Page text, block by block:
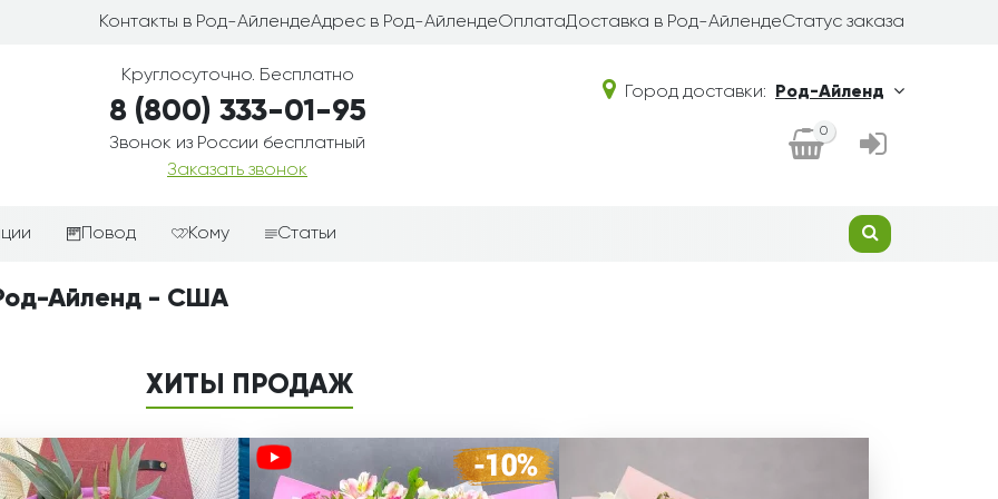
Контакты в Род-АйлендеАдрес в Род-АйлендеОплатаДоставка в Род-АйлендеСтатус заказа
Круглосуточно. Бесплатно
8 (800) 333-01-95
Звонок из России бесплатный
Заказать звонок
Город доставки: Род-Айленд
0
корзины
корзины
Повод
Подарки-дополнения к
цветам
День рождения
Любовь
Просто так
Кому
Парню
Мужчине
Папе
Статьи
Айленд - США
ХИТЫ ПРОДАЖ